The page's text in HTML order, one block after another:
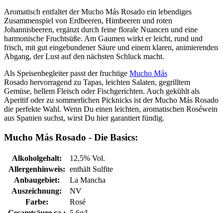
Aromatisch entfaltet der Mucho Más Rosado ein lebendiges
Zusammenspiel von Erdbeeren, Himbeeren und roten
Johannisbeeren, ergänzt durch feine florale Nuancen und eine
harmonische Fruchtsüße. Am Gaumen wirkt er leicht, rund und
frisch, mit gut eingebundener Säure und einem klaren, animierenden
Abgang, der Lust auf den nächsten Schluck macht.
Als Speisenbegleiter passt der fruchtige Mucho Más
Rosado hervorragend zu Tapas, leichten Salaten, gegrilltem
Gemüse, hellem Fleisch oder Fischgerichten. Auch gekühlt als
Aperitif oder zu sommerlichen Picknicks ist der Mucho Más Rosado
die perfekte Wahl. Wenn Du einen leichten, aromatischen Roséwein
aus Spanien suchst, wirst Du hier garantiert fündig.
Mucho Más Rosado - Die Basics:
Alkoholgehalt:
12,5% Vol.
Allergenhinweis: enthält Sulfite
Anbaugebiet:
La Mancha
Auszeichnung:
NV
Farbe:
Rosé